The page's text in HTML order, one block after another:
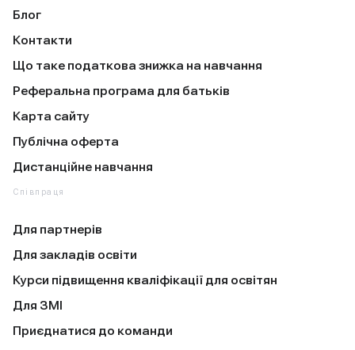
Блог
Контакти
Що таке податкова знижка на навчання
Реферальна програма для батьків
Карта сайту
Публічна оферта
Дистанційне навчання
Співпраця
Для партнерів
Для закладів освіти
Курси підвищення кваліфікації для освітян
Для ЗМІ
Приєднатися до команди